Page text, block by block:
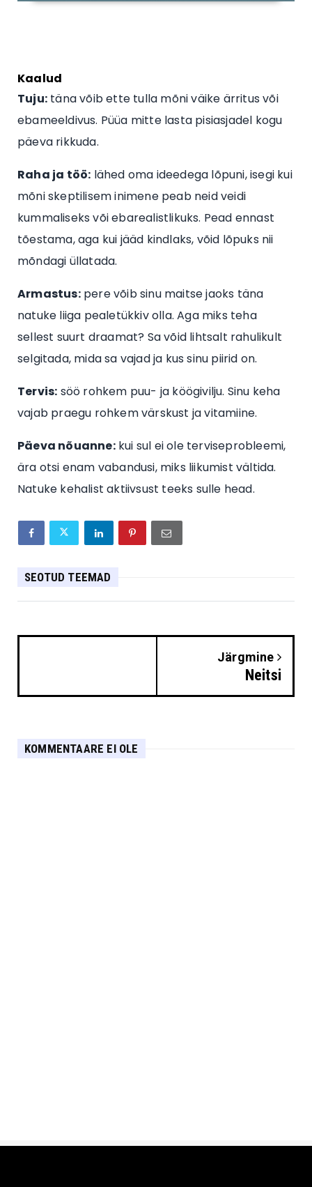
Kaalud
Tuju: täna võib ette tulla mõni väike ärritus või
ebameeldivus. Püüa mitte lasta pisiasjadel kogu
päeva rikkuda.
Raha ja töö: lähed oma ideedega lõpuni, isegi kui
mõni skeptilisem inimene peab neid veidi
kummaliseks või ebarealistlikuks. Pead ennast
tõestama, aga kui jääd kindlaks, võid lõpuks nii
mõndagi üllatada.
Armastus:pere võib sinu maitse jaoks täna
natuke liiga pealetükkiv olla. Aga miks teha
sellest suurt draamat? Sa võid lihtsalt rahulikult
selgitada, mida sa vajad ja kus sinu piirid on.
Tervis: söö rohkem puu- ja köögivilju. Sinu keha
vajab praegu rohkem värskust ja vitamiine.
Päeva nõuanne:kui sul ei ole terviseprobleemi,
ära otsi enam vabandusi, miks liikumist vältida.
Natuke kehalist aktiivsust teeks sulle head.
SEOTUD TEEMAD
Järgmine
Neitsi
KOMMENTAARE EI OLE